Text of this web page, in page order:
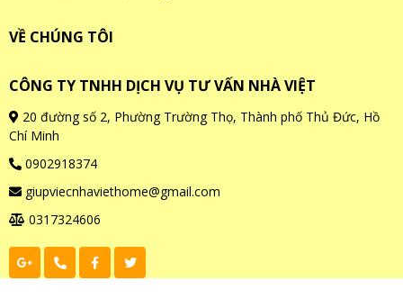
VỀ CHÚNG TÔI
CÔNG TY TNHH DỊCH VỤ TƯ VẤN NHÀ VIỆT
20 đường số 2, Phường Trường Thọ, Thành phố Thủ Đức, Hồ
Chí Minh
0902918374
giupviecnhaviethome@gmail.com
0317324606